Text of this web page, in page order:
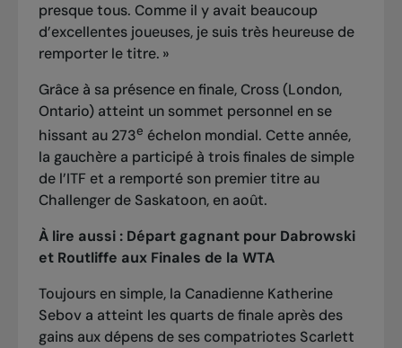
presque tous. Comme il y avait beaucoup
d’excellentes joueuses, je suis très heureuse de
remporter le titre. »
Grâce à sa présence en finale, Cross (London,
Ontario) atteint un sommet personnel en se
hissant au 273e échelon mondial. Cette année,
la gauchère a participé à trois finales de simple
de l’ITF et a remporté son premier titre au
Challenger de Saskatoon, en août.
À lire aussi : Départ gagnant pour Dabrowski
et Routliffe aux Finales de la WTA
Toujours en simple, la Canadienne Katherine
Sebov a atteint les quarts de finale après des
gains aux dépens de ses compatriotes Scarlett